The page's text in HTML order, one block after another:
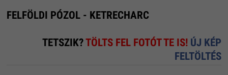
FELFÖLDI PÓZOL - KETRECHARC
TETSZIK?TÖLTS FEL FOTÓT TE IS! ÚJ KÉP
FELTÖLTÉS